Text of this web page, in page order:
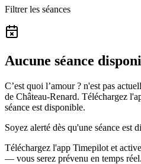
Filtrer les séances
Aucune séance
C’est quoi l’amour ? n'est pas
de Château-Renard. Téléchargez
séance est disponible.
Soyez alerté dès qu'une séance est
Téléchargez l'app Timepilot et
— vous serez prévenu en temps réel.